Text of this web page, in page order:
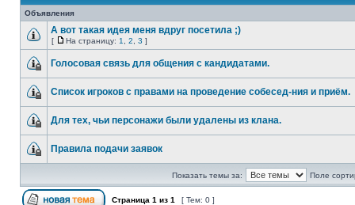
Объявления
А вот такая идея меня вдруг посетила ;)
[ На страницу: 1 2 3 ]
Голосовая связь для общения с кандидатами.
Список игроков с правами на проведение собесед-ния и приём.
Для тех, чьи персонажи были удалены из клана.
Правила подачи заявок
Показать темы за: Поле
Страница 1 из 1 [ Тем: 0 ]